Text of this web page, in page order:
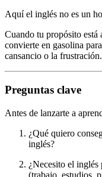
Aquí el inglés no es un
Cuando tu propósito está
convierte en gasolina
cansancio o la frustración.
Preguntas clave
Antes de lanzarte a
¿Qué quiero
inglés?
¿Necesito el
(trabajo, estudios,